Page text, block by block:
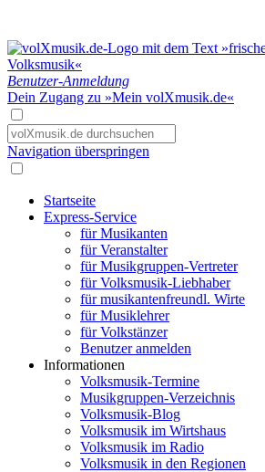
Benutzer-Anmeldung
Dein Zugang zu »Mein volXmusik.de«
Navigation überspringen
Startseite
Express-Service
für Musikanten
für Veranstalter
für Musikgruppen-Vertreter
für Volksmusik-Liebhaber
für musikantenfreundl. Wirte
für Musiklehrer
für Volkstänzer
Benutzer anmelden
Informationen
Volksmusik-Termine
Musikgruppen-Verzeichnis
Volksmusik-Blog
Volksmusik im Wirtshaus
Volksmusik im Radio
Volksmusik in den Regionen